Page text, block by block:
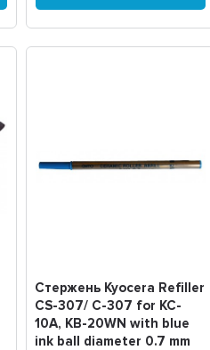
Стержень Kyocera Refiller
CS-307/ C-307 for KC-
10A, KB-20WN with blue
ink ball diameter 0.7 mm